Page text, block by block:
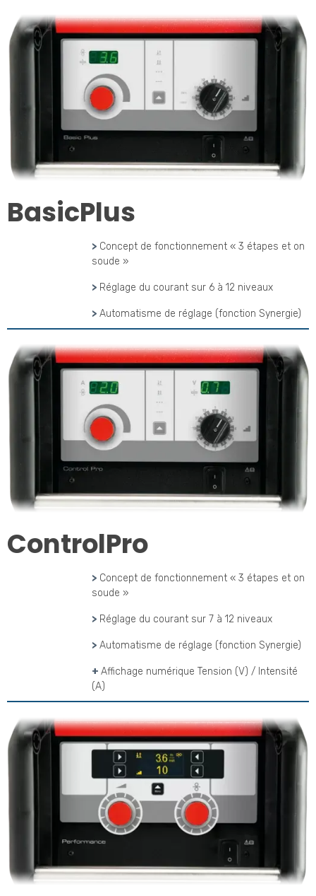
BasicPlus
> Concept de fonctionnement « 3 étapes et on
soude »
> Réglage du courant sur 6 à 12 niveaux
> Automatisme de réglage (fonction Synergie)
ControlPro
> Concept de fonctionnement « 3 étapes et on
soude »
> Réglage du courant sur 7 à 12 niveaux
> Automatisme de réglage (fonction Synergie)
+ Affichage numérique Tension (V) / Intensité
(A)